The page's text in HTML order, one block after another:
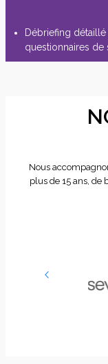
Débriefing
questionnaires de
Nous
plus de 15 ans, de